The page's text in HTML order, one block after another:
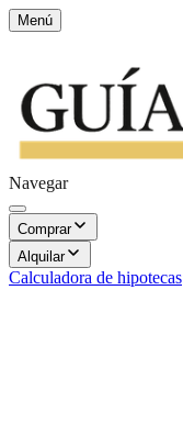
Menú
Navegar
Comprar
Alquilar
Calculadora de hipotecas